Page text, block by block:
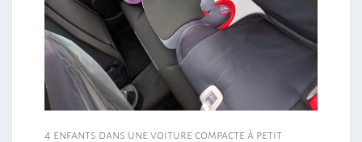
4 enfants dans une voiture compacte à petit